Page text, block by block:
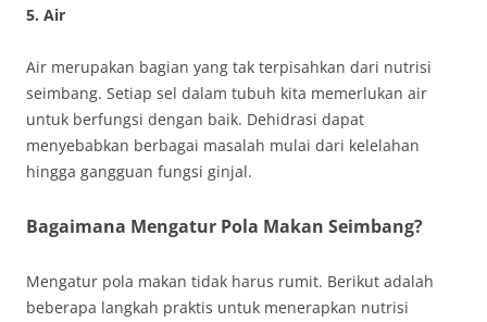
5. Air
Air merupakan bagian yang tak terpisahkan dari nutrisi
seimbang. Setiap sel dalam tubuh kita memerlukan air
untuk berfungsi dengan baik. Dehidrasi dapat
menyebabkan berbagai masalah mulai dari kelelahan
hingga gangguan fungsi ginjal.
Bagaimana Mengatur Pola Makan Seimbang?
Mengatur pola makan tidak harus rumit. Berikut adalah
beberapa langkah praktis untuk menerapkan nutrisi